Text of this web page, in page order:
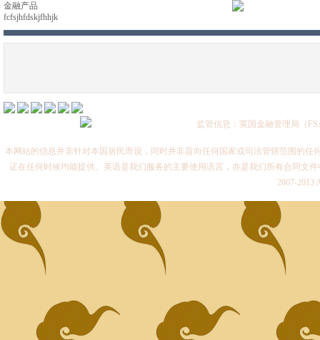
金融产品
fcfsjhfdskjfhhjk
监管信息：英国金融管理局（
本网站的信息并非针对本国居民而设，同时并非旨向任何国家或司法管辖范围的
证在任何时候均能提供。英语是我们服务的主要使用语言，亦是我们所有合同文
2007-2013